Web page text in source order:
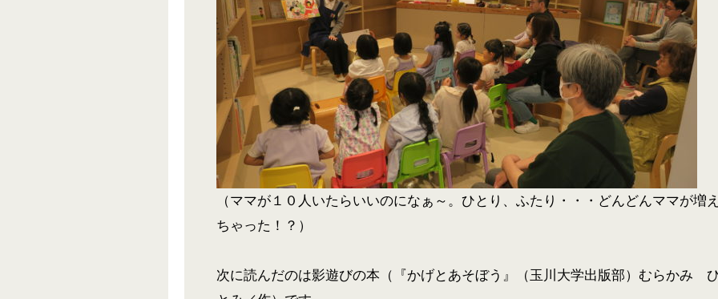
（ママが１０人いたらいいのになぁ～。ひとり、ふたり・・・どんどんママが増
ちゃった！？）
次に読んだのは影遊びの本（『かげとあそぼう』（玉川大学出版部）むらかみ